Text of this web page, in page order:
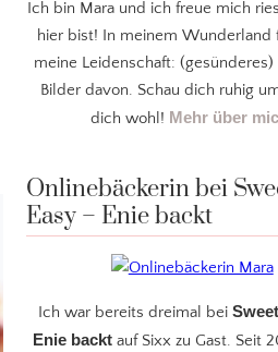
Ich bin Mara und ich freue mich
hier bist! In meinem Wunderland
meine Leidenschaft: (gesünderes)
Bilder davon. Schau dich ruhig
dich wohl! Mehr über
Onlinebäckerin bei
Easy – Enie backt
Ich war bereits dreimal bei
Enie backt auf Sixx zu Gast. Seit